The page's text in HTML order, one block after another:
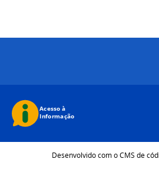
Desenvolvido com o CMS de